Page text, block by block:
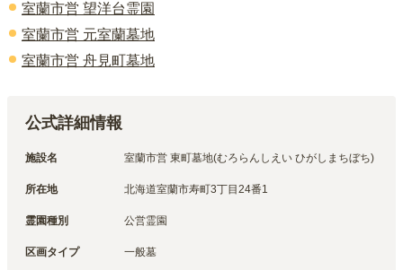
室蘭市営 望洋台霊園
室蘭市営 元室蘭墓地
室蘭市営 舟見町墓地
公式詳細情報
施設名 室蘭市営 東町墓地(むろらんしえい ひがしまちぼち)
所在地 北海道室蘭市寿町3丁目24番1
霊園種別 公営霊園
区画タイプ 一般墓